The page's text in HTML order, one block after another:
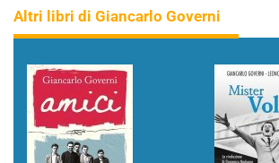
Altri libri di Giancarlo Governi